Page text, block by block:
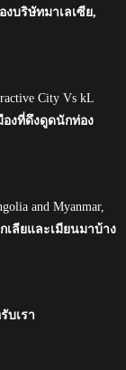
บริษัทมาเลเซีย,
City Vs kL
องที่ดึงดูดนักท่อง
and Myanmar,
เลียและเมียนมาบ้าง
บเรา